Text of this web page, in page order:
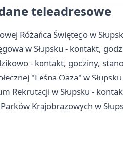
teleadresowe
Różańca Świętego w
w Słupsku - kontakt,
- kontakt, godziny,
"Leśna Oaza" w
Rekrutacji w Słupsku -
Krajobrazowych w